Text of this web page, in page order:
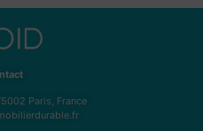
Paris, France